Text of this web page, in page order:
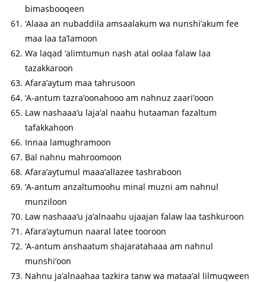
bimasbooqeen
‘Alaaa an nubaddila amsaalakum wa nunshi’akum fee
maa laa ta’lamoon
Wa laqad ‘alimtumun nash atal oolaa falaw laa
tazakkaroon
Afara’aytum maa tahrusoon
‘A-antum tazra’oonahooo am nahnuz zaari’ooon
Law nashaaa’u laja’al naahu hutaaman fazaltum
tafakkahoon
Innaa lamughramoon
Bal nahnu mahroomoon
Afara’aytumul maaa’allazee tashraboon
‘A-antum anzaltumoohu minal muzni am nahnul
munziloon
Law nashaaa’u ja’alnaahu ujaajan falaw laa tashkuroon
Afara’aytumun naaral latee tooroon
‘A-antum anshaatum shajaratahaaa am nahnul
munshi’oon
Nahnu ja’alnaahaa tazkira tanw wa mataa’al lilmuqween